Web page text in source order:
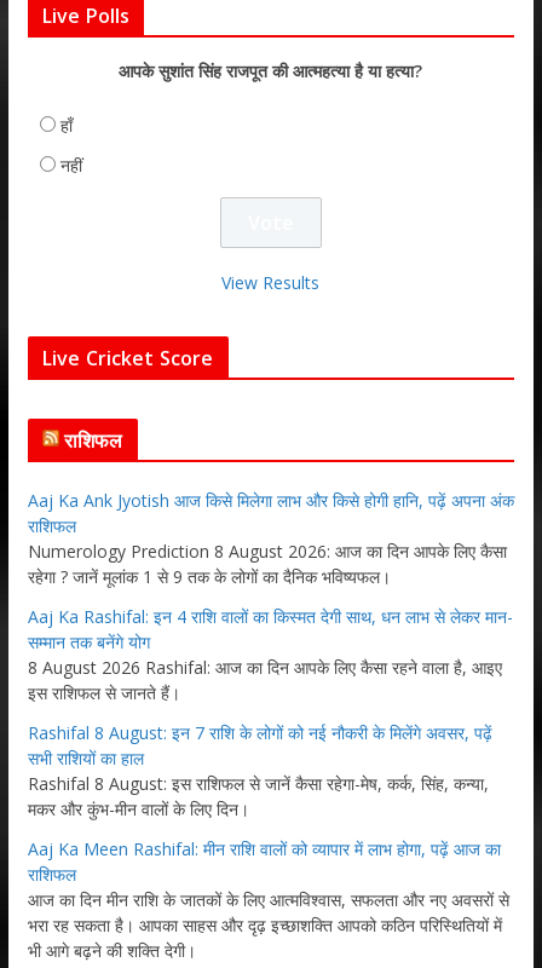
Live Polls
आपके सुशांत सिंह राजपूत की आत्महत्या है या हत्या?
हाँ
नहीं
View Results
Live Cricket Score
राशिफल
Aaj Ka Ank Jyotish आज किसे मिलेगा लाभ और किसे होगी हानि, पढ़ें अपना अंक
राशिफल
Numerology Prediction 8 August 2026: आज का दिन आपके लिए कैसा
रहेगा ? जानें मूलांक 1 से 9 तक के लोगों का दैनिक भविष्यफल।
Aaj Ka Rashifal: इन 4 राशि वालों का किस्मत देगी साथ, धन लाभ से लेकर मान-
सम्मान तक बनेंगे योग
8 August 2026 Rashifal: आज का दिन आपके लिए कैसा रहने वाला है, आइए
इस राशिफल से जानते हैं।
Rashifal 8 August: इन 7 राशि के लोगों को नई नौकरी के मिलेंगे अवसर, पढ़ें
सभी राशियों का हाल
Rashifal 8 August: इस राशिफल से जानें कैसा रहेगा-मेष, कर्क, सिंह, कन्या,
मकर और कुंभ-मीन वालों के लिए दिन।
Aaj Ka Meen Rashifal: मीन राशि वालों को व्यापार में लाभ होगा, पढ़ें आज का
राशिफल
आज का दिन मीन राशि के जातकों के लिए आत्मविश्वास, सफलता और नए अवसरों से
भरा रह सकता है। आपका साहस और दृढ़ इच्छाशक्ति आपको कठिन परिस्थितियों में
भी आगे बढ़ने की शक्ति देगी।